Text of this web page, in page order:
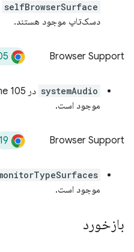
selfBrowserSurface
دسک‌تاپ موجود هستند.
Browser Support
systemAudio
موجود است.
Browser Support
موجود است.
بازخورد